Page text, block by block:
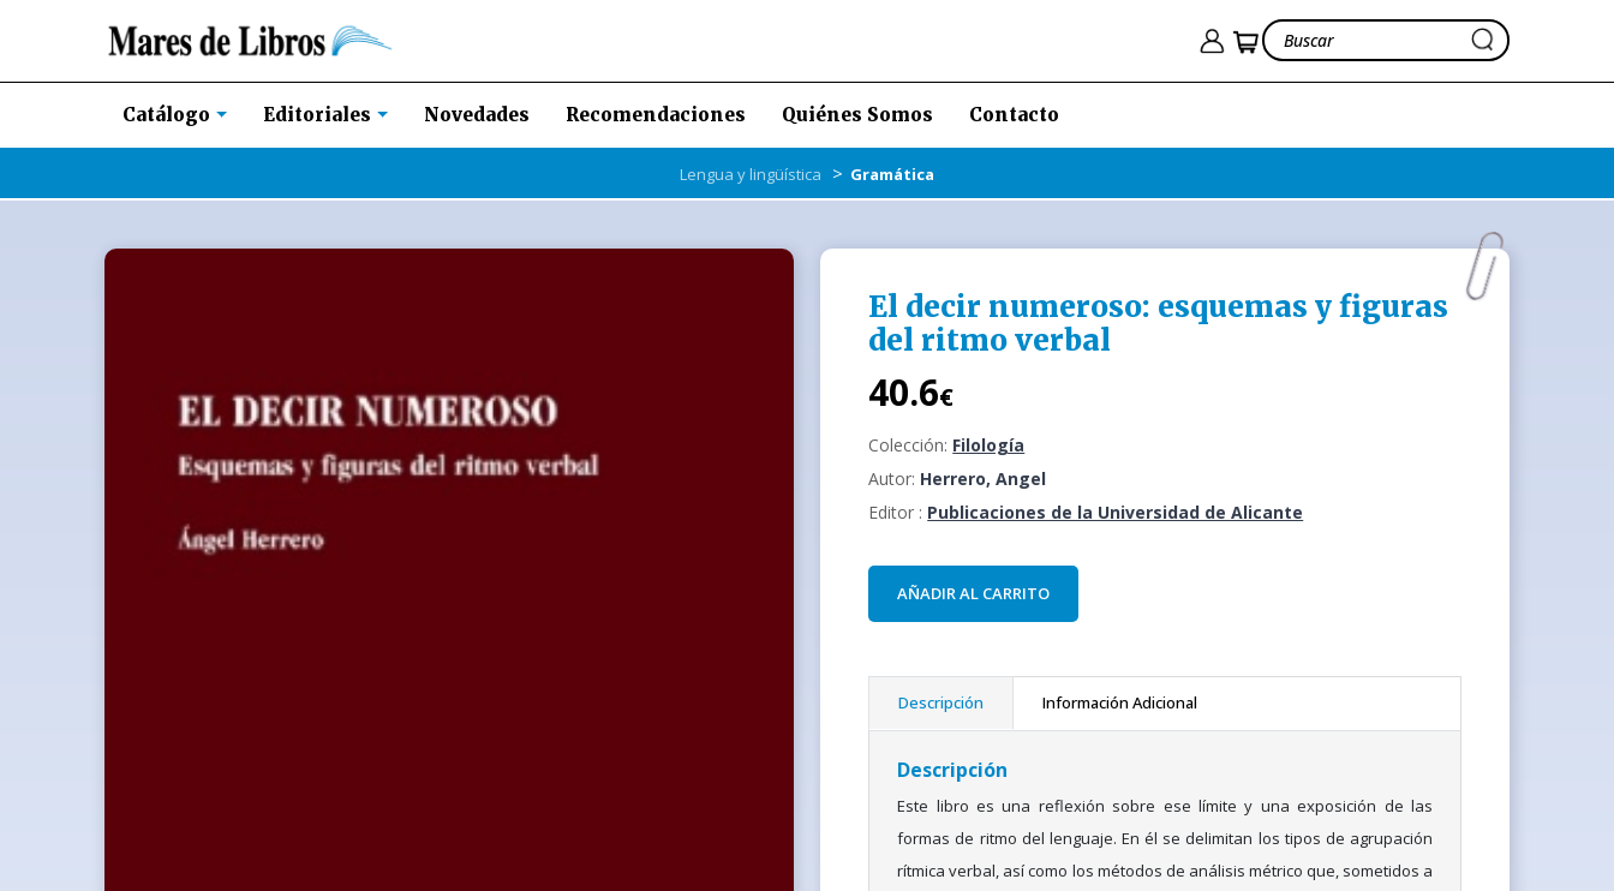
Catálogo Editoriales Novedades Recomendaciones Quiénes Somos Contacto
Lengua y lingüística > Gramática
El decir numeroso: esquemas y figuras
del ritmo verbal
40.6€
Colección: Filología
Autor: Herrero, Angel
Editor : Publicaciones de la Universidad de Alicante
AÑADIR AL CARRITO
Descripción Información Adicional
Descripción
Este libro es una reflexión sobre ese límite y una exposición de las
formas de ritmo del lenguaje. En él se delimitan los tipos de agrupación
rítmica verbal, así como los métodos de análisis métrico que, sometidos a